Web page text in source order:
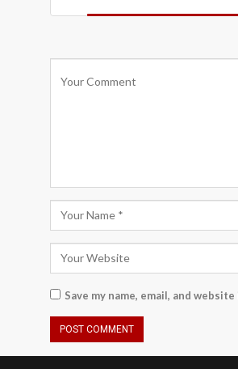
Save my name, email, and